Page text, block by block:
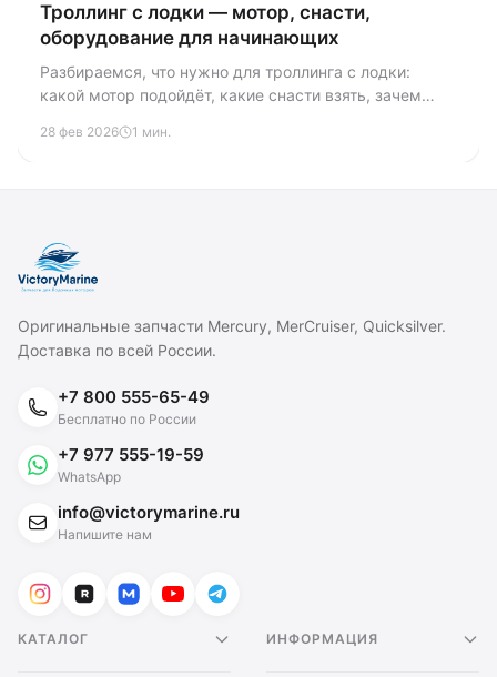
Троллинг с лодки — мотор, снасти,
оборудование для начинающих
Разбираемся, что нужно для троллинга с лодки:
какой мотор подойдёт, какие снасти взять, зачем
для тех, кто только начинает ловить на дорожку.
28 фев 2026 1 мин.
Оригинальные запчасти Mercury, MerCruiser, Quicksilver.
Доставка по всей России.
+7 800 555-65-49
Бесплатно по России
+7 977 555-19-59
WhatsApp
info@victorymarine.ru
Напишите нам
КАТАЛОГ ИНФОРМАЦИЯ